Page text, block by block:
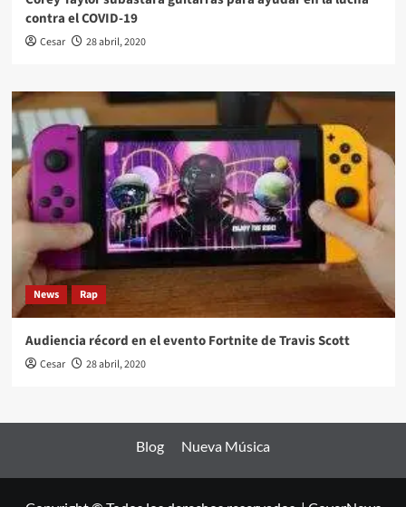
contra el COVID-19
Cesar 28 abril, 2020
News Rap
Audiencia récord en el evento Fortnite de Travis Scott
Cesar 28 abril, 2020
Blog Nueva Música